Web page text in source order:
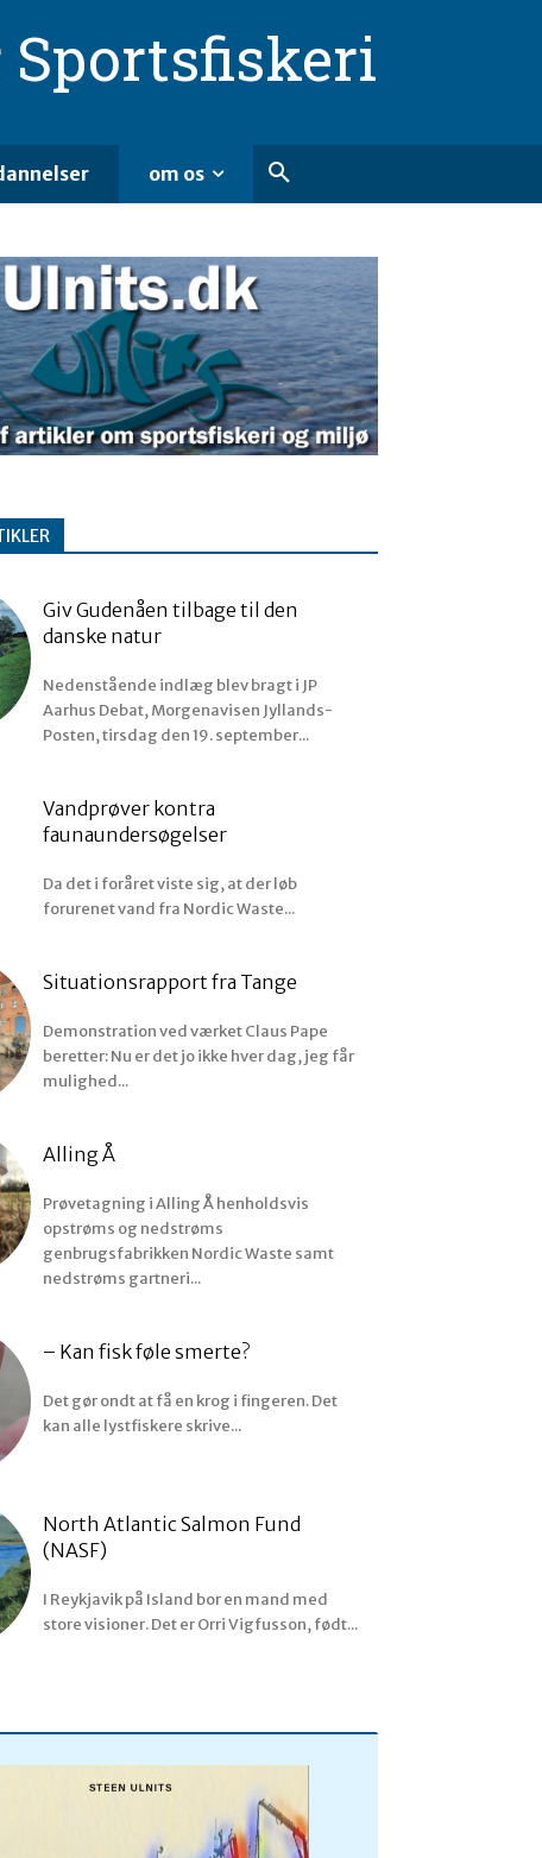
om os
Giv Gudenåen tilbage til den
danske natur
Nedenstående indlæg blev bragt i JP
Aarhus Debat, Morgenavisen Jyllands-
Posten, tirsdag den 19. september...
Vandprøver kontra
faunaundersøgelser
Da det i foråret viste sig, at der løb
forurenet vand fra Nordic Waste...
Situationsrapport fra Tange
Demonstration ved værket Claus Pape
beretter: Nu er det jo ikke hver dag, jeg får
mulighed...
Alling Å
Prøvetagning i Alling Å henholdsvis
opstrøms og nedstrøms
genbrugsfabrikken Nordic Waste samt
nedstrøms gartneri...
– Kan fisk føle smerte?
Det gør ondt at få en krog i fingeren. Det
kan alle lystfiskere skrive...
North Atlantic Salmon Fund
(NASF)
I Reykjavik på Island bor en mand med
store visioner. Det er Orri Vigfusson, født...